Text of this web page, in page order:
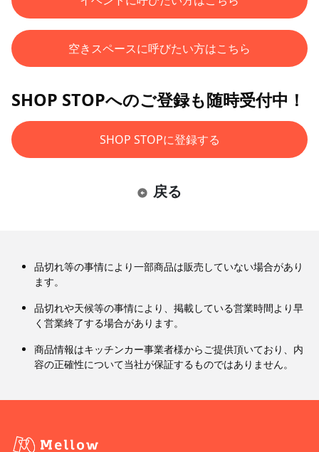
空きスペースに呼びたい方はこちら
SHOP STOPへのご登録も随時受付中！
SHOP STOPに登録する
戻る
品切れ等の事情により一部商品は販売していない場合があり
ます。
品切れや天候等の事情により、掲載している営業時間より早
く営業終了する場合があります。
商品情報はキッチンカー事業者様からご提供頂いており、内
容の正確性について当社が保証するものではありません。